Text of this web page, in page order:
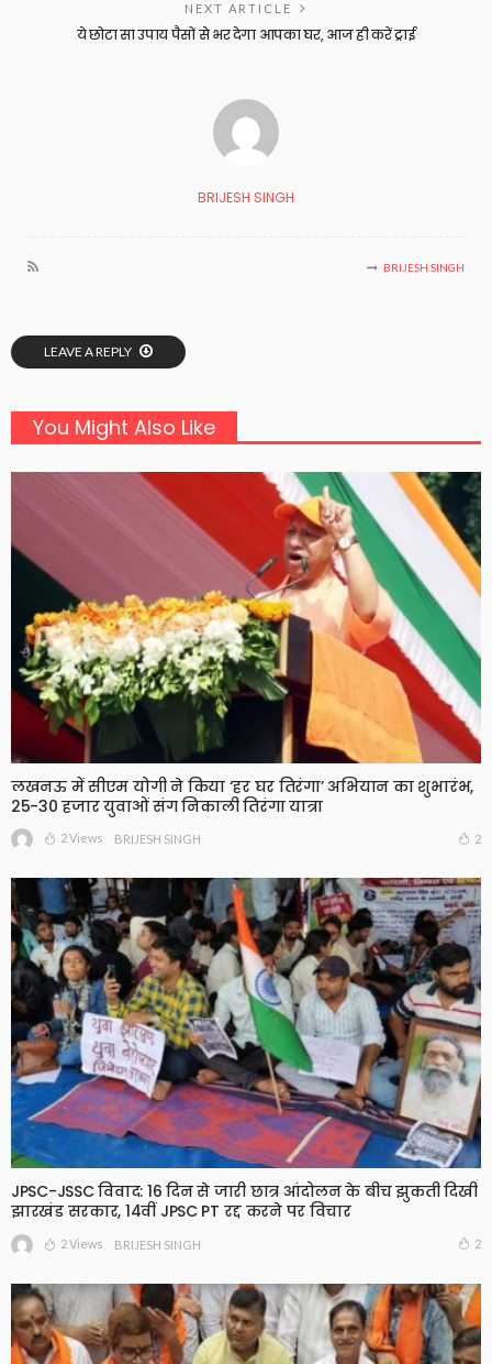
NEXT ARTICLE
ये छोटा सा उपाय पैसों से भर देगा आपका घर, आज ही करें ट्राई
BRIJESH SINGH
BRIJESH SINGH
LEAVE A REPLY
You Might Also Like
लखनऊ में सीएम योगी ने किया ‘हर घर तिरंगा’ अभियान का शुभारंभ,
25-30 हजार युवाओं संग निकाली तिरंगा यात्रा
2 Views BRIJESH SINGH 2
JPSC-JSSC विवाद: 16 दिन से जारी छात्र आंदोलन के बीच झुकती दिखी
झारखंड सरकार, 14वीं JPSC PT रद्द करने पर विचार
2 Views BRIJESH SINGH 2